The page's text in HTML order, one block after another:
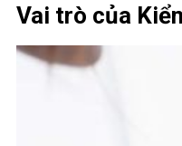
Vai trò của